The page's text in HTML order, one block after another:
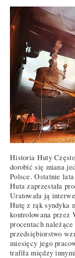
Historia Huty
dorobić się miana
Polsce. Ostatnie
Huta zaprzestała
Uratowała ją
Hutę z rąk syndyka
kontrolowana przez
procentach
przedsiębiorstwo
miesięcy jego
trafiła między